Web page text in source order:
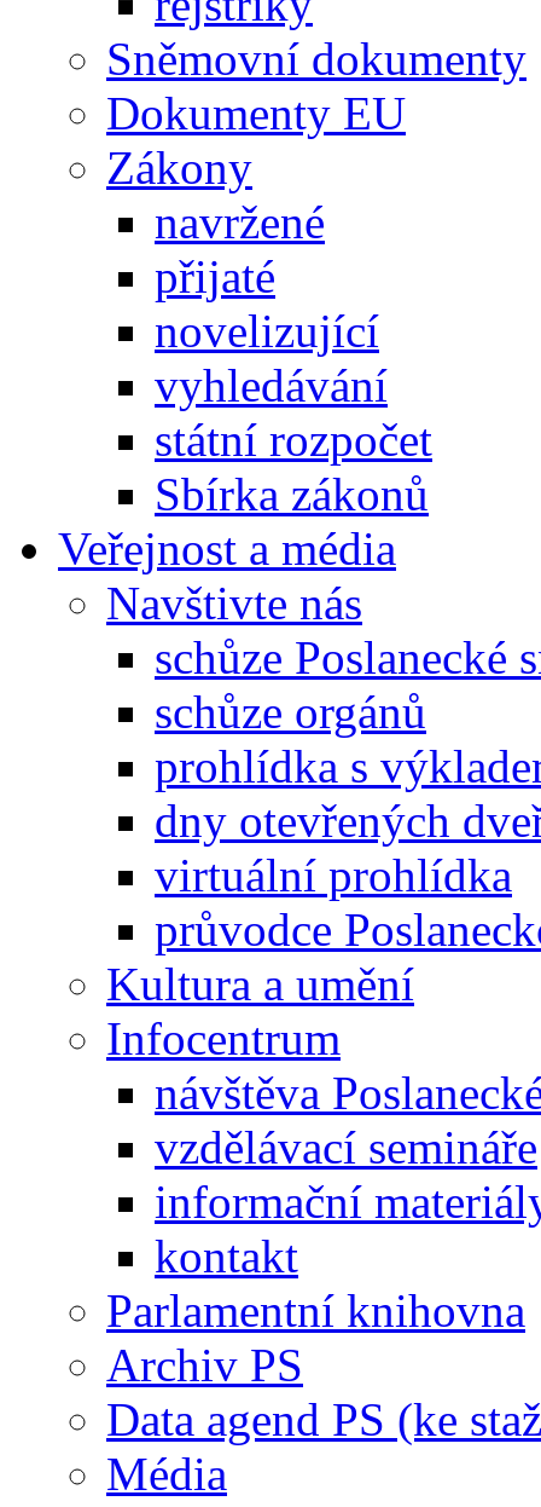
Sněmovní dokumenty
Dokumenty EU
Zákony
navržené
přijaté
novelizující
vyhledávání
státní rozpočet
Sbírka zákonů
Veřejnost a média
Navštivte nás
schůze Poslanecké
schůze orgánů
prohlídka s
dny otevřených
virtuální prohlídka
průvodce
Kultura a umění
Infocentrum
návštěva
vzdělávací semináře
informační
kontakt
Parlamentní knihovna
Archiv PS
Data agend PS (ke
Média